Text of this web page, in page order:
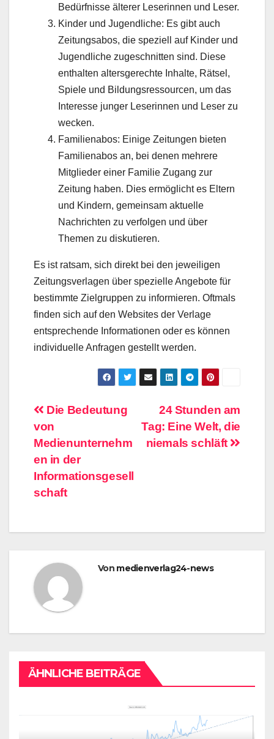
Bedürfnisse älterer Leserinnen und Leser.
Kinder und Jugendliche: Es gibt auch
Zeitungsabos, die speziell auf Kinder und
Jugendliche zugeschnitten sind. Diese
enthalten altersgerechte Inhalte, Rätsel,
Spiele und Bildungsressourcen, um das
Interesse junger Leserinnen und Leser zu
wecken.
Familienabos: Einige Zeitungen bieten
Familienabos an, bei denen mehrere
Mitglieder einer Familie Zugang zur
Zeitung haben. Dies ermöglicht es Eltern
und Kindern, gemeinsam aktuelle
Nachrichten zu verfolgen und über
Themen zu diskutieren.
Es ist ratsam, sich direkt bei den jeweiligen
Zeitungsverlagen über spezielle Angebote für
bestimmte Zielgruppen zu informieren. Oftmals
finden sich auf den Websites der Verlage
entsprechende Informationen oder es können
individuelle Anfragen gestellt werden.
Beitragsnavigation
24 Stunden am
Tag: Eine Welt, die
niemals schläft
Die Bedeutung
von
Medienunternehm
en in der
Informationsgesell
schaft
Von medienverlag24-news
ÄHNLICHE BEITRÄGE